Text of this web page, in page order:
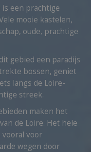
is een prachtige
mooie kastelen,
oude, prachtige
gebied een paradijs
bossen, geniet
langs de Loire-
streek.
maken het
de Loire. Het hele
vooral voor
wegen door